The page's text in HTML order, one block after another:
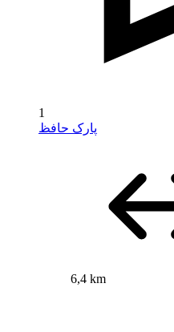
1
پارک حافظ
6,4 km